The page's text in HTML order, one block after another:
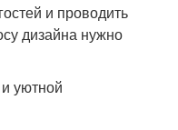
и проводить
дизайна нужно
уютной